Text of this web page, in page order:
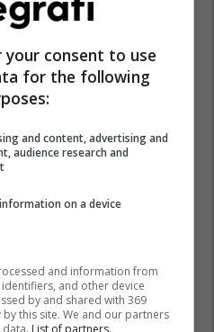
consent to use
for the following
and content, advertising and
audience research and
on a device
and information from
and other device
by and shared with 369
this site. We and our partners
List of partners.